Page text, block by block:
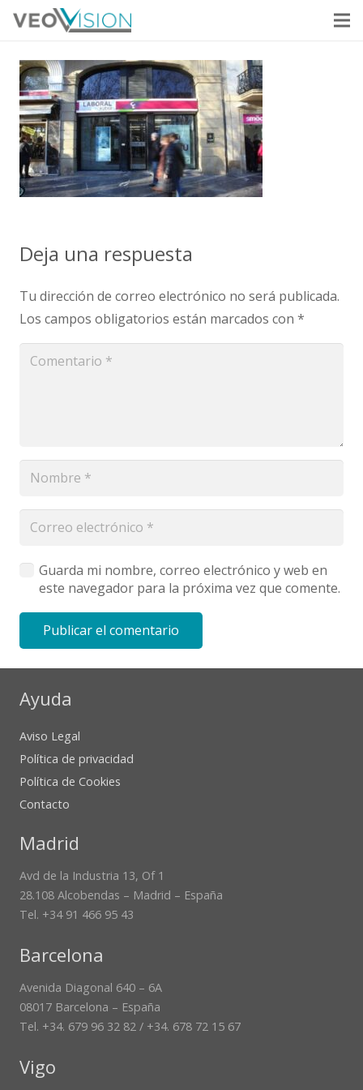
Deja una respuesta
Tu dirección de correo electrónico no será publicada.
Los campos obligatorios están marcados con *
Guarda mi nombre, correo electrónico y web en
este navegador para la próxima vez que comente.
Publicar el comentario
Ayuda
Aviso Legal
Política de privacidad
Política de Cookies
Contacto
Madrid
Avd de la Industria 13, Of 1
28.108 Alcobendas – Madrid – España
Tel. +34 91 466 95 43
Barcelona
Avenida Diagonal 640 – 6A
08017 Barcelona – España
Tel. +34. 679 96 32 82 / +34. 678 72 15 67
Vigo